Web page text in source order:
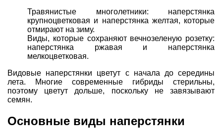
Травянистые многолетники: наперстянка
крупноцветковая и наперстянка желтая, которые
отмирают на зиму.
Виды, которые сохраняют вечнозеленую розетку:
наперстянка ржавая и наперстянка
мелкоцветковая.
Видовые наперстянки цветут с начала до середины
лета. Многие современные гибриды стерильны,
поэтому цветут дольше, поскольку не завязывают
семян.
Основные виды наперстянки